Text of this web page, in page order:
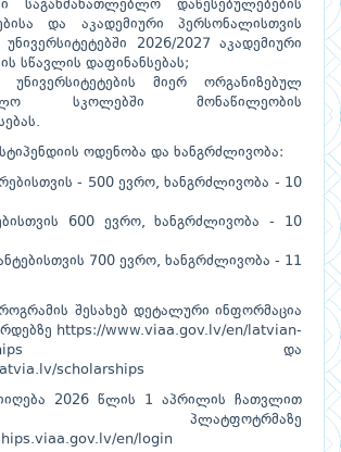
საგანმანათლებლო დაწესებულებების
და აკადემიური პერსონალისთვის
2026/2027 აკადემიური
სწავლის დაფინანსებას;
უნივერსიტეტების მიერ ორგანიზებულ
სკოლებში მონაწილეობის
ოდენობა და ხანგრძლივობა:
- 500 ევრო, ხანგრძლივობა - 10
600 ევრო, ხანგრძლივობა - 10
700 ევრო, ხანგრძლივობა - 11
შესახებ დეტალური ინფორმაცია
https://www.viaa.gov.lv/en/latvian-
და
scholarships
2026 წლის 1 აპრილის ჩათვლით
პლატფოტრმაზე
en/login